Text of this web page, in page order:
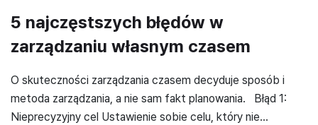
5 najczęstszych błędów w
zarządzaniu własnym czasem
O skuteczności zarządzania czasem decyduje sposób i
metoda zarządzania, a nie sam fakt planowania. Błąd 1:
Nieprecyzyjny cel Ustawienie sobie celu, który nie